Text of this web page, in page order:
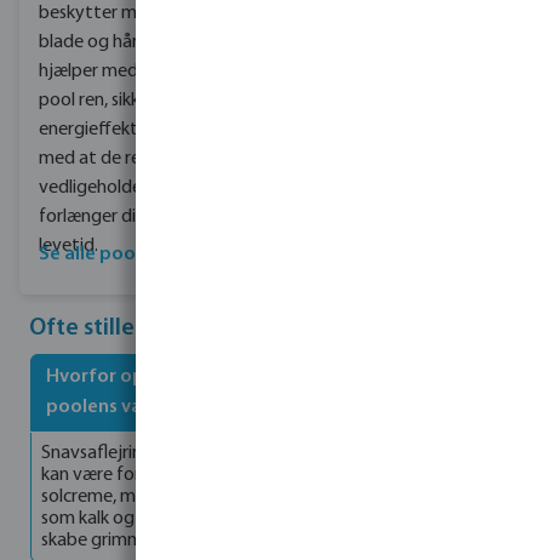
beskytter mod snavs,
blade og hårdt vejr og
hjælper med at holde din
pool ren, sikker og
energieffektiv, samtidig
med at de reducerer
vedligeholdelsen og
forlænger din pools
levetid.
Se alle poolovertræk
Ofte stillede spørgsmål
Hvorfor opstår der snavsaflejringer og pletter på
poolens vægge og vandlinje?
Snavsaflejringer og pletter på poolens vægge og vandlinje
kan være forårsaget af organiske forurenende stoffer som
solcreme, make-up og hudolier samt uorganiske aflejringer
som kalk og rust. Disse stoffer kan samle sig over tid og
skabe grimme mærker på poolens overflader.